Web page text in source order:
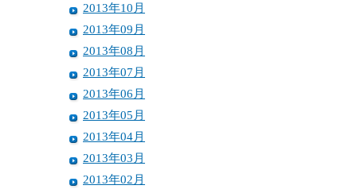
2013年10月
2013年09月
2013年08月
2013年07月
2013年06月
2013年05月
2013年04月
2013年03月
2013年02月